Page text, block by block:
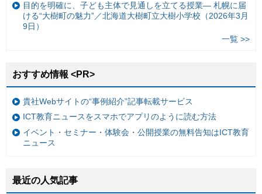
目的を明確に、子ども主体で見通しを立てる授業— 札幌に届
ける“大樹町の魅力”／北海道大樹町立大樹小学校（2026年3月
9日）
一覧 >>
おすすめ情報 <PR>
貴社Webサイトの“事例紹介”記事転載サービス
ICT教育ニュースをスマホでアプリのように読む方法
イベント・セミナー・体験会・公開授業の無料告知はICT教育
ニュース
最近の人気記事